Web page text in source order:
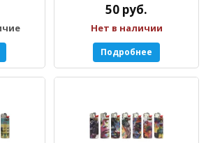
50 руб.
Нет в наличии
Подробнее